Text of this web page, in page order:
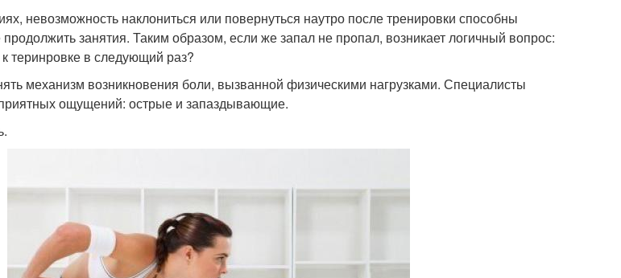
невозможность наклониться или повернуться наутро после тренировки способны
занятия. Таким образом, если же запал не пропал, возникает логичный вопрос:
к теринровке в следующий раз?
механизм возникновения боли, вызванной физическими нагрузками. Специалисты
ощущений: острые и запаздывающие.